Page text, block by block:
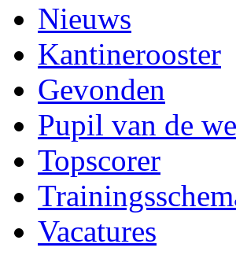
Nieuws
Kantinerooster
Gevonden
Pupil van de
Topscorer
Vacatures